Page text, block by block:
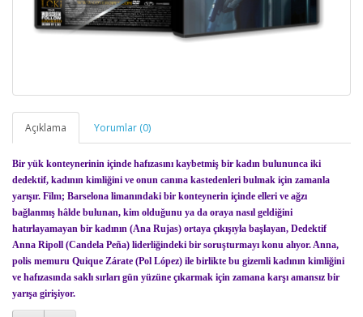
Açıklama Yorumlar (0)
Bir yük konteynerinin içinde hafızasını kaybetmiş bir kadın bulununca iki
dedektif, kadının kimliğini ve onun canına kastedenleri bulmak için zamanla
yarışır. Film; Barselona limanındaki bir konteynerin içinde elleri ve ağzı
bağlanmış hâlde bulunan, kim olduğunu ya da oraya nasıl geldiğini
hatırlayamayan bir kadının (Ana Rujas) ortaya çıkışıyla başlayan, Dedektif
Anna Ripoll (Candela Peña) liderliğindeki bir soruşturmayı konu alıyor. Anna,
polis memuru Quique Zárate (Pol López) ile birlikte bu gizemli kadının kimliğini
ve hafızasında saklı sırları gün yüzüne çıkarmak için zamana karşı amansız bir
yarışa girişiyor.